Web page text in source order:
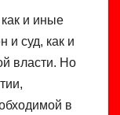
и иные
и суд, как и
власти. Но
в